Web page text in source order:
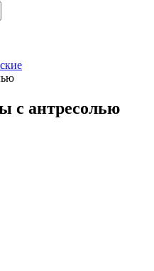
с антресолью